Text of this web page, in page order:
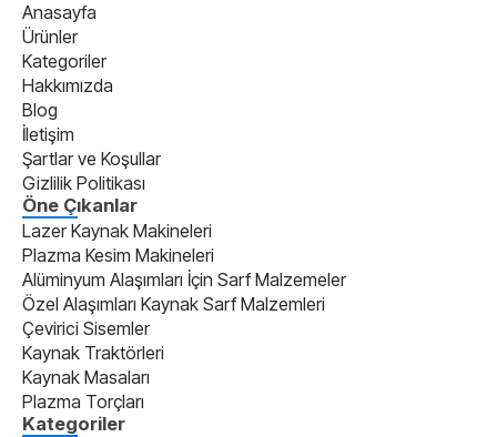
Anasayfa
Ürünler
Kategoriler
Hakkımızda
Blog
İletişim
Şartlar ve Koşullar
Gizlilik Politikası
Öne Çıkanlar
Lazer Kaynak Makineleri
Plazma Kesim Makineleri
Alüminyum Alaşımları İçin Sarf Malzemeler
Özel Alaşımları Kaynak Sarf Malzemleri
Çevirici Sisemler
Kaynak Traktörleri
Kaynak Masaları
Plazma Torçları
Kategoriler